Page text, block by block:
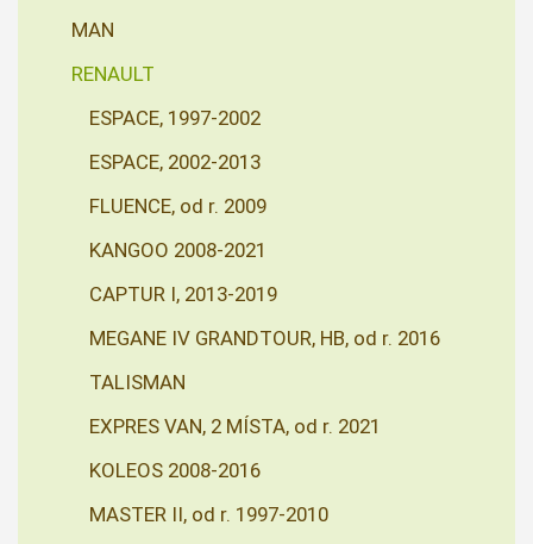
MAN
RENAULT
ESPACE, 1997-2002
ESPACE, 2002-2013
FLUENCE, od r. 2009
KANGOO 2008-2021
CAPTUR I, 2013-2019
MEGANE IV GRANDTOUR, HB, od r. 2016
TALISMAN
EXPRES VAN, 2 MÍSTA, od r. 2021
KOLEOS 2008-2016
MASTER II, od r. 1997-2010